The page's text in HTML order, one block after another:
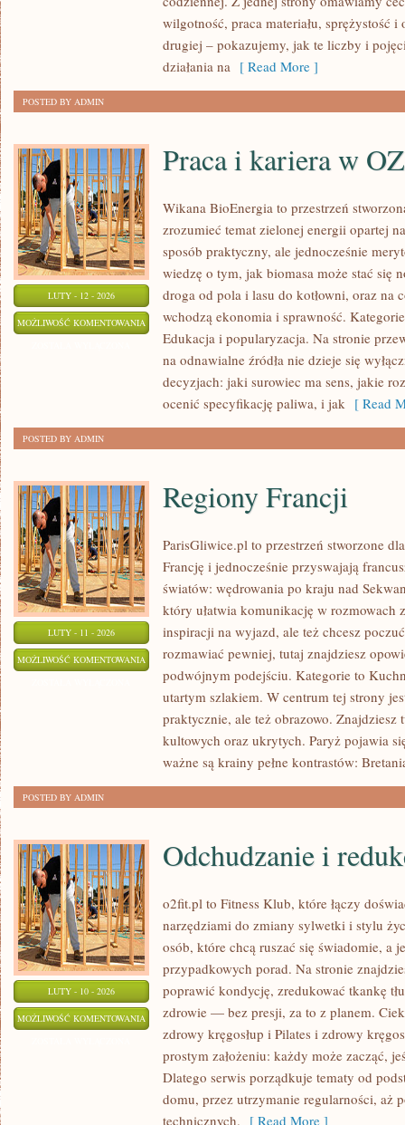
ŚWIATA
wilgotność, praca materiału, sprężystość i
drugiej – pokazujemy, jak te liczby i
działania na [ Read More ]
POSTED BY ADMIN
LUTY - 12 - 2026
MOŻLIWOŚĆ KOMENTOWANIA PRACA
KARIERA
Praca i kariera w
Wikana BioEnergia to przestrzeń
zrozumieć temat zielonej energii opartej
sposób praktyczny, ale jednocześnie
wiedzę o tym, jak biomasa może stać się
droga od pola i lasu do kotłowni, oraz na
wchodzą ekonomia i sprawność.
Edukacja i popularyzacja. Na stronie
na odnawialne źródła nie dzieje się
decyzjach: jaki surowiec ma sens, jakie
ocenić specyfikację paliwa, i jak [ Read
POSTED BY ADMIN
LUTY - 11 - 2026
MOŻLIWOŚĆ KOMENTOWANIA REGIONY
FRANCJI
Regiony Francji
ParisGliwice.pl to przestrzeń stworzone
Francję i jednocześnie przyswajają
światów: wędrowania po kraju nad
który ułatwia komunikację w rozmowach
inspiracji na wyjazd, ale też chcesz
rozmawiać pewniej, tutaj znajdziesz
podwójnym podejściu. Kategorie to
utartym szlakiem. W centrum tej strony
praktycznie, ale też obrazowo.
kultowych oraz ukrytych. Paryż pojawia
ważne są krainy pełne kontrastów:
POSTED BY ADMIN
LUTY - 10 - 2026
MOŻLIWOŚĆ KOMENTOWANIA ODCHUDZANIE
REDUKCJA
Odchudzanie i
o2fit.pl to Fitness Klub, które łączy
narzędziami do zmiany sylwetki i stylu
osób, które chcą ruszać się świadomie, a
przypadkowych porad. Na stronie
poprawić kondycję, zredukować tkankę
zdrowie — bez presji, za to z planem.
zdrowy kręgosłup i Pilates i zdrowy
prostym założeniu: każdy może zacząć,
Dlatego serwis porządkuje tematy od
domu, przez utrzymanie regularności, aż
technicznych. [ Read More ]